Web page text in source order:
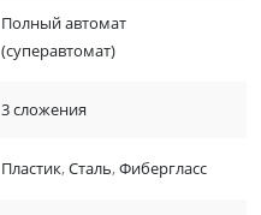
Полный автомат
(суперавтомат)
3 сложения
Пластик,Сталь,Фибергласс